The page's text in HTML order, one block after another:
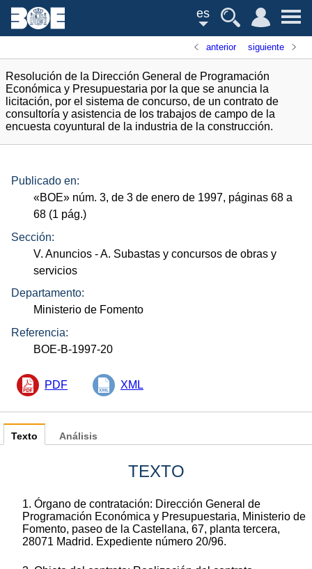
es
anterior siguiente
Resolución de la Dirección General de Programación
Económica y Presupuestaria por la que se anuncia la
licitación, por el sistema de concurso, de un contrato de
consultoría y asistencia de los trabajos de campo de la
encuesta coyuntural de la industria de la construcción.
Publicado en:
«BOE» núm. 3, de 3 de enero de 1997, páginas 68 a
68 (1 pág.)
Sección:
V. Anuncios - A. Subastas y concursos de obras y
servicios
Departamento:
Ministerio de Fomento
Referencia:
BOE-B-1997-20
PDF XML
Texto
TEXTO
1. Órgano de contratación: Dirección General de
Programación Económica y Presupuestaria, Ministerio de
Fomento, paseo de la Castellana, 67, planta tercera,
28071 Madrid. Expediente número 20/96.
Análisis